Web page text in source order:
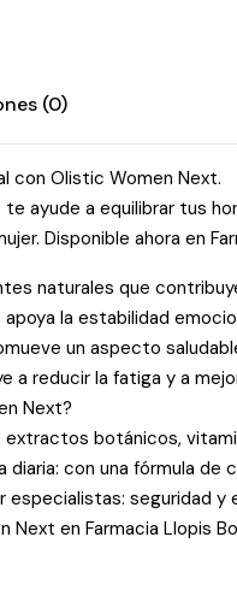
(0)
con Olistic Women Next.
ayude a equilibrar tus
Disponible ahora en
naturales que
la estabilidad
un aspecto
a reducir la fatiga y a
Next?
botánicos,
diaria: con una fórmula de
seguridad y
Next en Farmacia Llopis